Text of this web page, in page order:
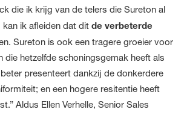
die ik krijg van de telers die Sureton al
kan ik afleiden dat ditde verbeterde
Sureton is ook een tragere groeier voor
die hetzelfde schoningsgemak heeft als
presenteert dankzij de donkerdere
en een hogere resitentie heeft
Aldus Ellen Verhelle, Senior Sales